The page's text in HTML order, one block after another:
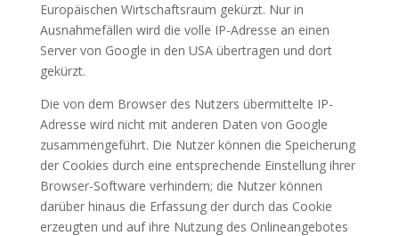
Europäischen Wirtschaftsraum gekürzt. Nur in
Ausnahmefällen wird die volle IP-Adresse an einen
Server von Google in den USA übertragen und dort
gekürzt.
Die von dem Browser des Nutzers übermittelte IP-
Adresse wird nicht mit anderen Daten von Google
zusammengeführt. Die Nutzer können die Speicherung
der Cookies durch eine entsprechende Einstellung ihrer
Browser-Software verhindern; die Nutzer können
darüber hinaus die Erfassung der durch das Cookie
erzeugten und auf ihre Nutzung des Onlineangebotes